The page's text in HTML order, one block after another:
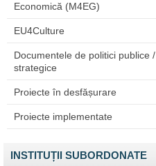
Economică (M4EG)
EU4Culture
Documentele de politici publice /
strategice
Proiecte în desfășurare
Proiecte implementate
INSTITUȚII SUBORDONATE